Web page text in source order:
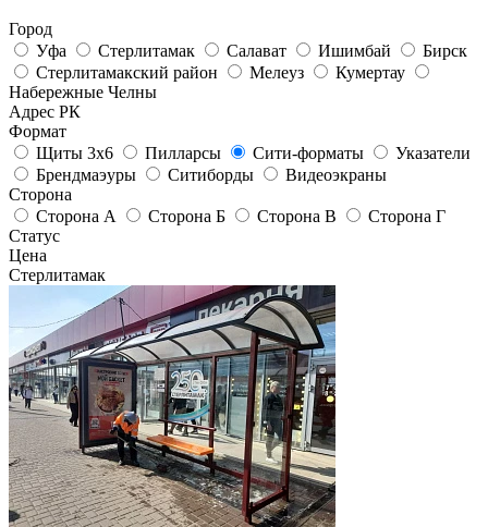
Город
Уфа
Стерлитамак Салават Ишимбай
Бирск
Стерлитамакский район
Мелеуз
Кумертау
Набережные Челны
Адрес РК
Формат
Щиты 3х6
Пилларсы Сити-форматы
Указатели
Брендмаэуры
Ситиборды
Видеоэкраны
Сторона
Сторона А
Сторона Б Сторона В
Сторона Г
Статус
Цена
Стерлитамак